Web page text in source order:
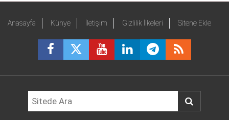
Anasayfa Künye İletişim Gizlilik İlkeleri Sitene Ekle